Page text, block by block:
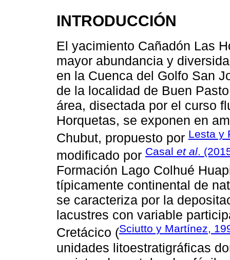
INTRODUCCIÓN
El yacimiento Cañadón Las
mayor abundancia y
en la Cuenca del Golfo San
de la localidad de Buen
área, disectada por el curso
Horquetas, se exponen en
Chubut, propuesto por Lesta y
modificado por Casal et al.
Formación Lago Colhué
típicamente continental de
se caracteriza por la
lacustres con variable
Cretácico (Sciutto y Martínez,
unidades litoestratigráficas